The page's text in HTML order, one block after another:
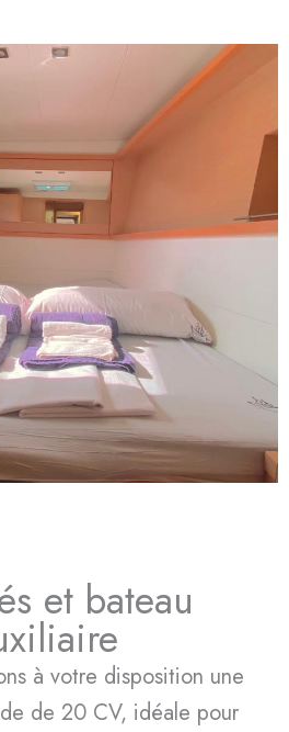
et bateau
à votre disposition une
de 20 CV, idéale pour